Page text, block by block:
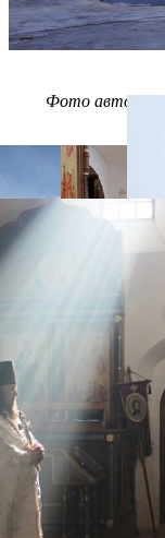
Фото автора,
Распечатать
Фото